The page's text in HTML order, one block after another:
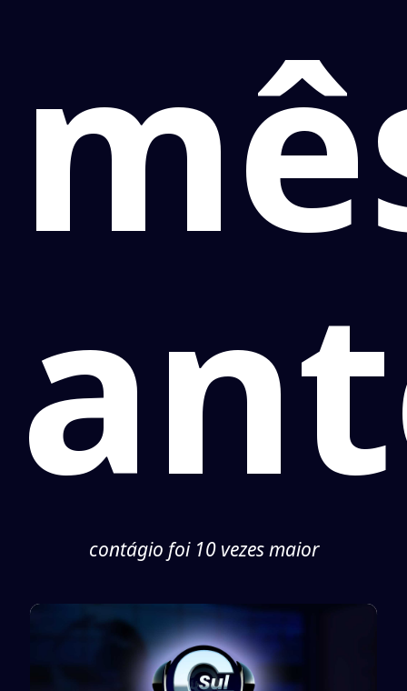
contágio foi 10 vezes maior